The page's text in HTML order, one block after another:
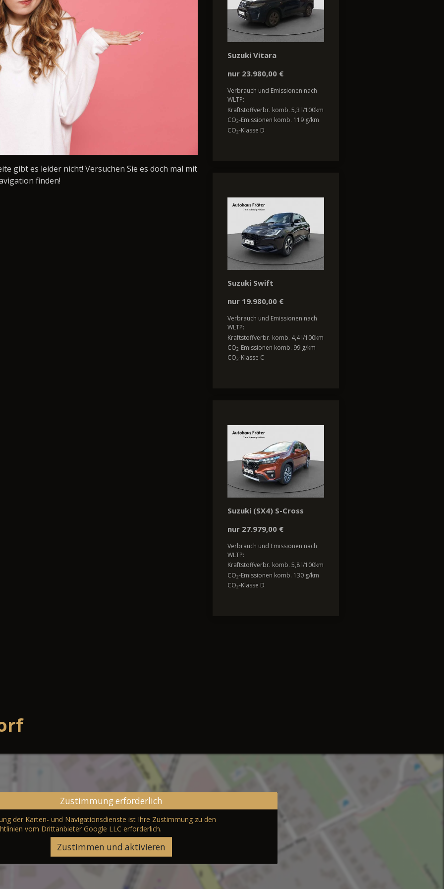
gibt es leider nicht! Versuchen Sie es doch mal mit
finden!
Suzuki Vitara
nur 23.980,00 €
Verbrauch und Emissionen nach
WLTP:
Kraftstoffverbr. komb. 5,3 l/100km
CO2-Emissionen komb. 119 g/km
CO2-Klasse D
Suzuki Swift
nur 19.980,00 €
Verbrauch und Emissionen nach
WLTP:
Kraftstoffverbr. komb. 4,4 l/100km
CO2-Emissionen komb. 99 g/km
CO2-Klasse C
Suzuki (SX4) S-Cross
nur 27.979,00 €
Verbrauch und Emissionen nach
WLTP:
Kraftstoffverbr. komb. 5,8 l/100km
CO2-Emissionen komb. 130 g/km
CO2-Klasse D
Zustimmung erforderlich
der Karten- und Navigationsdienste ist Ihre Zustimmung zu den
vom Drittanbieter Google LLC erforderlich.
Zustimmen und aktivieren